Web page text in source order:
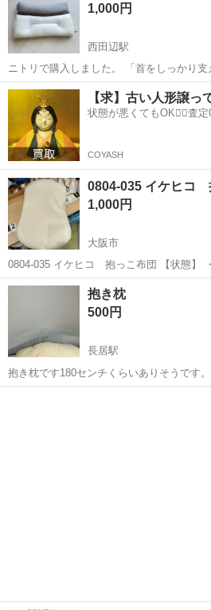
1,000円
西田辺駅
ニトリで購入しました。 「首をしっかり支えるまくら 首フィット」
▼サイズ 幅60×奥行40×高さ8.5cm ▼素材 ポリエステル ▼その他 購入
時 2,990円 使用は数回で保管していました
大阪 大阪市 西田辺駅 寝具
【求】古い人形譲っ
状態が悪くてもOK🙆‍♀️査定
COYASH
0804-035 イケヒコ
1,000円
大阪市
0804-035 イケヒコ 抱っこ布団 【状態】 ・使用に伴う多少のスレ、
キズ、落としきれない汚れなどございます
さい ・お値引きは出来かねますのでご了
大阪 大阪市 寝具
抱き枕
500円
長居駅
抱き枕です180センチくらいありそうです。